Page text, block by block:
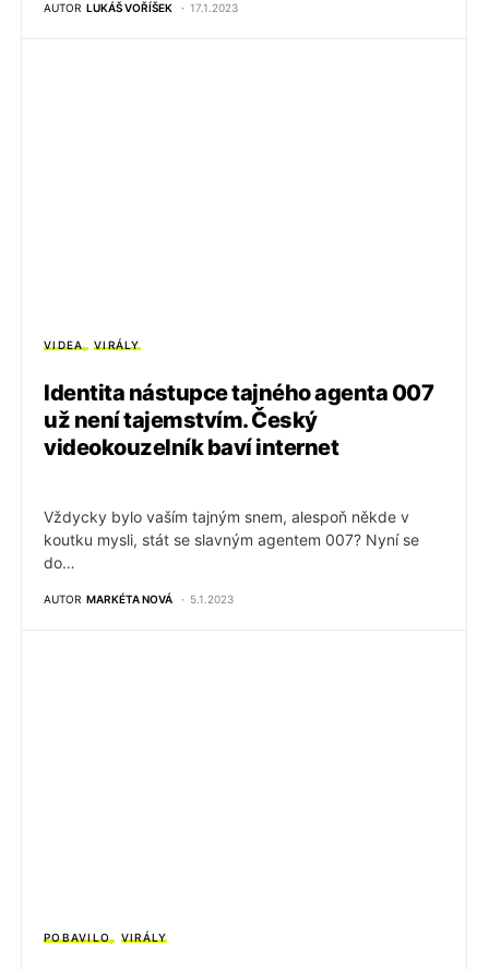
AUTOR LUKÁŠ VOŘÍŠEK 17.1.2023
VIDEA VIRÁLY
Identita nástupce tajného agenta 007
už není tajemstvím. Český
videokouzelník baví internet
Vždycky bylo vaším tajným snem, alespoň někde v
koutku mysli, stát se slavným agentem 007? Nyní se
do…
AUTOR MARKÉTA NOVÁ 5.1.2023
POBAVILO VIRÁLY